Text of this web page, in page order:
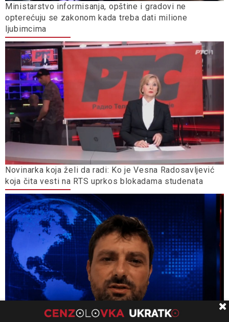
Ministarstvo informisanja, opštine i gradovi ne
opterećuju se zakonom kada treba dati milione
ljubimcima
Novinarka koja želi da radi: Ko je Vesna Radosavljević
koja čita vesti na RTS uprkos blokadama studenata